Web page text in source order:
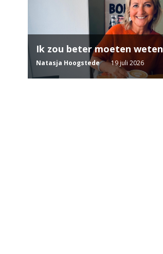
Ik zou beter moeten weten
Natasja Hoogstede 19 juli 2026